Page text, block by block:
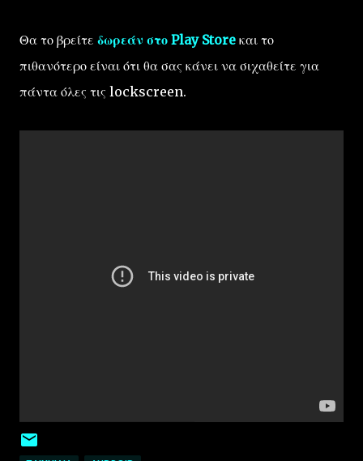
Θα το βρείτε δωρεάν στο Play Store και το
πιθανότερο είναι ότι θα σας κάνει να σιχαθείτε για
πάντα όλες τις lockscreen.